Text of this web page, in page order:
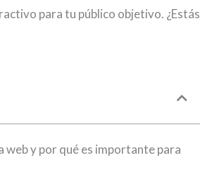
para tu público objetivo. ¿Estás
web y por qué es importante para